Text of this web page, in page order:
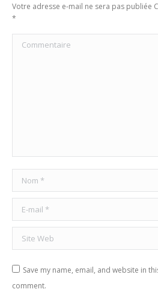
Votre adresse e-mail ne sera pas publiée
*
Commentaire
Nom *
E-mail *
Site Web
Save my name, email, and website in
comment.